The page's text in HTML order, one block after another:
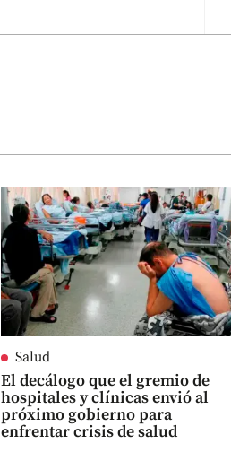
Salud
El decálogo que el gremio de
hospitales y clínicas envió al
próximo gobierno para
enfrentar crisis de salud